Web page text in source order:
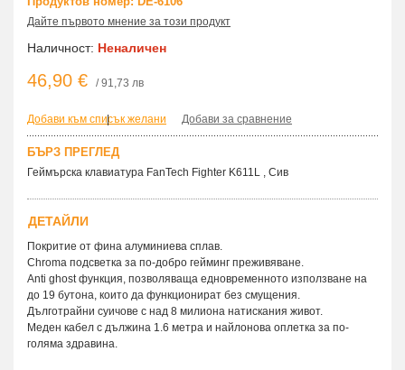
Дайте първото мнение за този продукт
Наличност: Неналичен
46,90 € / 91,73 лв
Добави към списък желани
| Добави за сравнение
БЪРЗ ПРЕГЛЕД
Геймърска клавиатура FanTech Fighter K611L , Сив
ДЕТАЙЛИ
Покритие от фина алуминиева сплав.
Chroma подсветка за по-добро гейминг преживяване.
Anti ghost функция, позволяваща едновременното използване на
до 19 бутона, които да функционират без смущения.
Дълготрайни суичове с над 8 милиона натискания живот.
Меден кабел с дължина 1.6 метра и найлонова оплетка за по-
голяма здравина.